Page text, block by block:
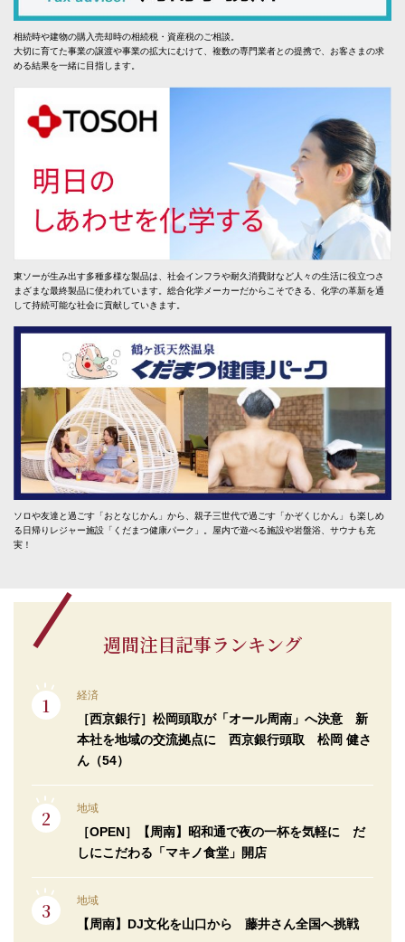
相続時や建物の購入売却時の相続税・資産税のご相談。
大切に育てた事業の譲渡や事業の拡大にむけて、複数の専門業者との提携で、お客さまの求
める結果を一緒に目指します。
東ソーが生み出す多種多様な製品は、社会インフラや耐久消費財など人々の生活に役立つさ
まざまな最終製品に使われています。総合化学メーカーだからこそできる、化学の革新を通
して持続可能な社会に貢献していきます。
ソロや友達と過ごす「おとなじかん」から、親子三世代で過ごす「かぞくじかん」も楽しめ
る日帰りレジャー施設「くだまつ健康パーク」。屋内で遊べる施設や岩盤浴、サウナも充
実！
週間注目記事ランキング
経済
［西京銀行］松岡頭取が「オール周南」へ決意 新
本社を地域の交流拠点に 西京銀行頭取 松岡 健さ
ん（54）
地域
［OPEN］【周南】昭和通で夜の一杯を気軽に だ
しにこだわる「マキノ食堂」開店
地域
【周南】DJ文化を山口から 藤井さん全国へ挑戦